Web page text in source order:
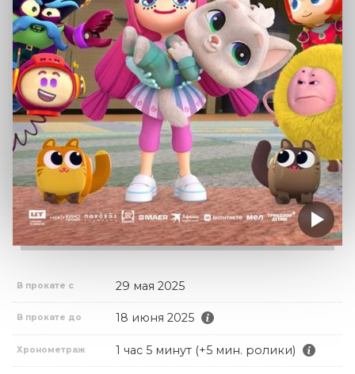
В прокате с 29 мая 2025
В прокате до 18 июня 2025
Хронометраж 1 час 5 минут (+5 мин. ролики)